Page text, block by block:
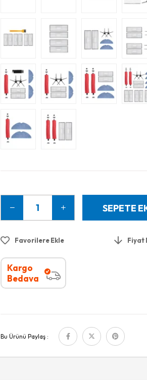
Favorilere Ekle Fiyat
Kargo
Bedava
Bu Ürünü Paylaş :